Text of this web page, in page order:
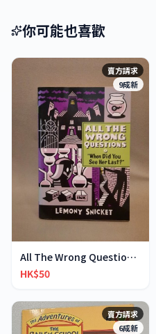
你可能也喜歡
賣方請求
9成新
All The Wrong Questions 2: "When Did You See Her L
HK$50
賣方請求
6成新